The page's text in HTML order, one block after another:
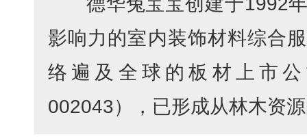
影响力的室内装饰材料综合
络遍及全球的板材上市
002043），已形成从林木资